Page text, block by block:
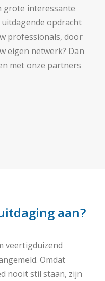
grote interessante
opdracht
professionals, door
eigen netwerk? Dan
met onze partners
aan?
veertigduizend
Omdat
nooit stil staan, zijn